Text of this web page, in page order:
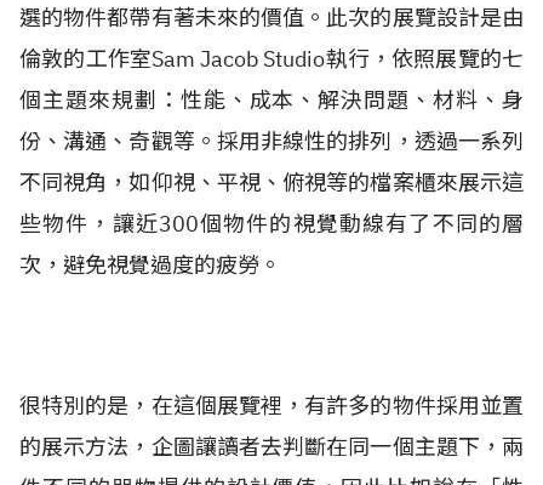
選的物件都帶有著未來的價值。此次的展覽設計是由
倫敦的工作室Sam Jacob Studio執行，依照展覽的七
個主題來規劃：性能、成本、解決問題、材料、身
份、溝通、奇觀等。採用非線性的排列，透過一系列
不同視角，如仰視、平視、俯視等的檔案櫃來展示這
些物件，讓近300個物件的視覺動線有了不同的層
次，避免視覺過度的疲勞。
很特別的是，在這個展覽裡，有許多的物件採用並置
的展示方法，企圖讓讀者去判斷在同一個主題下，兩